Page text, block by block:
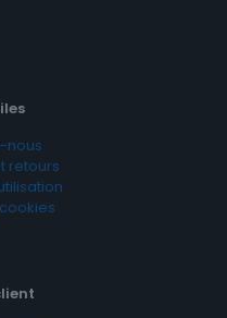
nous
retours